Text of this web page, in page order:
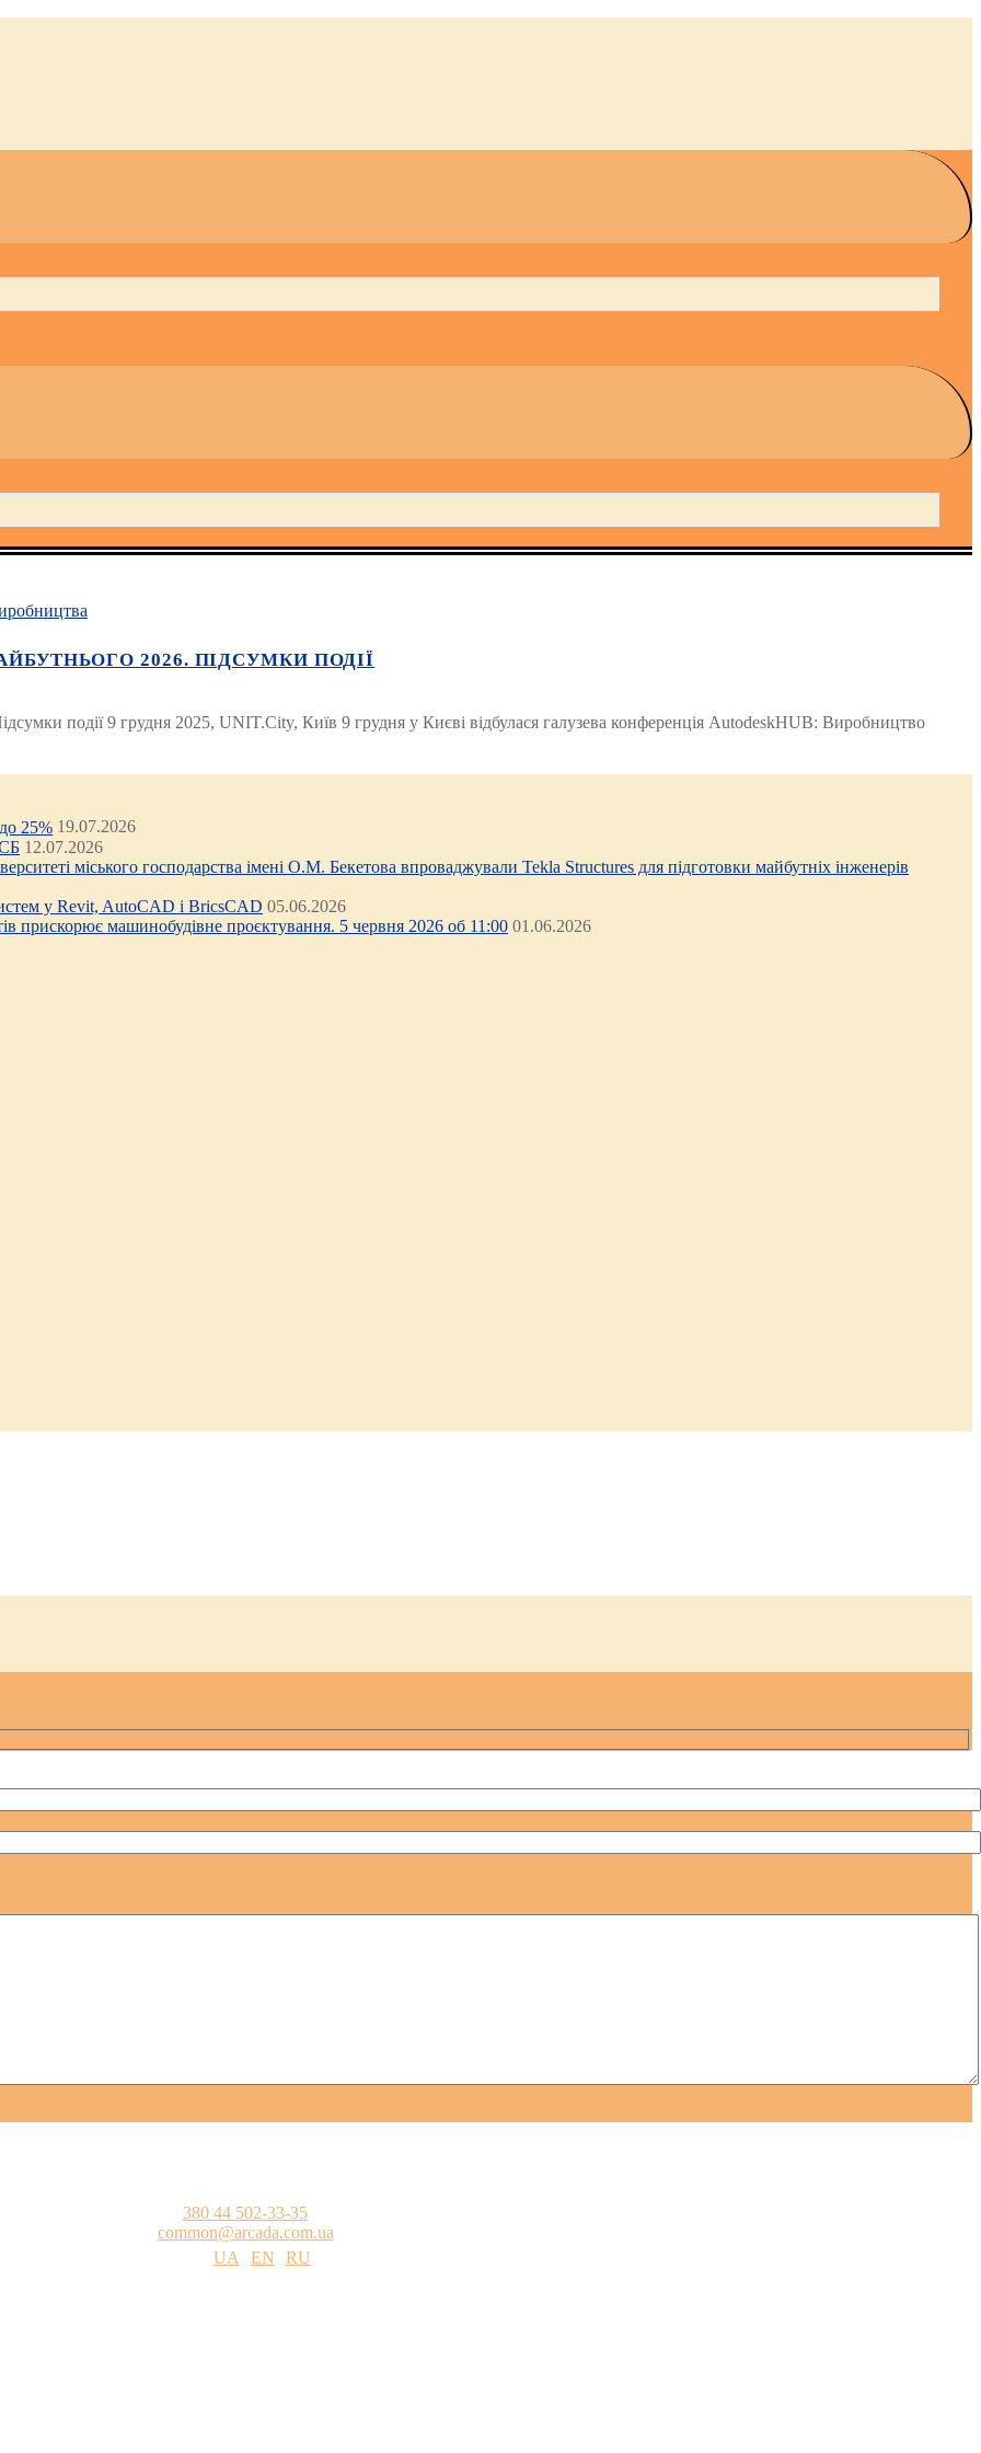
2026. ПІДСУМКИ ПОДІЇ
події 9 грудня 2025, UNIT.City, Київ 9 грудня у Києві відбулася галузева конференція AutodeskHUB: Виробництво
25% 19.07.2026
12.07.2026
міського господарства імені О.М. Бекетова впроваджували Tekla Structures для підготовки майбутніх інженерів
у Revit, AutoCAD і BricsCAD 05.06.2026
прискорює машинобудівне проєктування. 5 червня 2026 об 11:00 01.06.2026
380 44 502-33-35
common@arcada.com.ua
UA
EN
RU